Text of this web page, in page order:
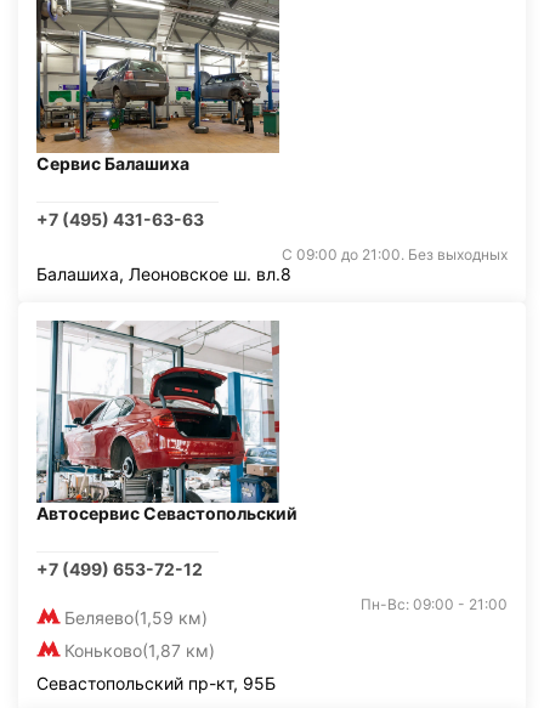
Сервис Балашиха
+7 (495) 431-63-63
С 09:00 до 21:00. Без выходных
Балашиха, Леоновское ш. вл.8
Автосервис Севастопольский
+7 (499) 653-72-12
Беляево(1,59 км)
Коньково(1,87 км)
Пн-Вс: 09:00 - 21:00
Севастопольский пр-кт, 95Б